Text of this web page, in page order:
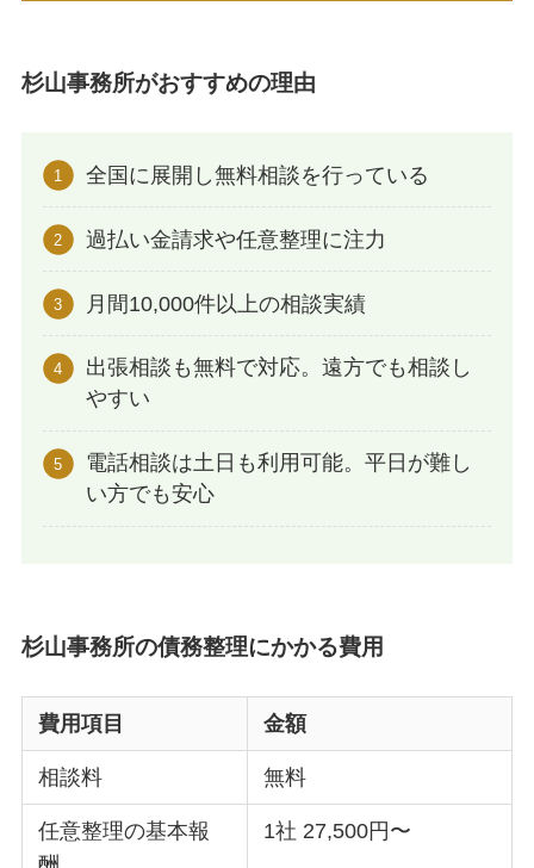
杉山事務所がおすすめの理由
全国に展開し無料相談を行っている
過払い金請求や任意整理に注力
月間10,000件以上の相談実績
出張相談も無料で対応。遠方でも相談し
やすい
電話相談は土日も利用可能。平日が難し
い方でも安心
杉山事務所の債務整理にかかる費用
費用項目 金額
相談料 無料
任意整理の基本報
1社 27,500円〜